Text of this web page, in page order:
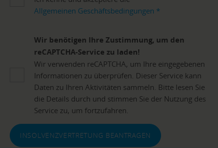
Allgemeinen Geschäftsbedingungen *
Wir benötigen Ihre Zustimmung, um den
reCAPTCHA-Service zu laden!
Wir verwenden reCAPTCHA, um Ihre eingegebenen
Informationen zu überprüfen. Dieser Service kann
Daten zu Ihren Aktivitäten sammeln. Bitte lesen Sie
die Details durch und stimmen Sie der Nutzung des
Service zu, um fortzufahren.
INSOLVENZVERTRETUNG BEANTRAGEN